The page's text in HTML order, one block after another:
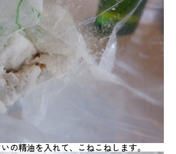
の精油を入れて、こねこねします。